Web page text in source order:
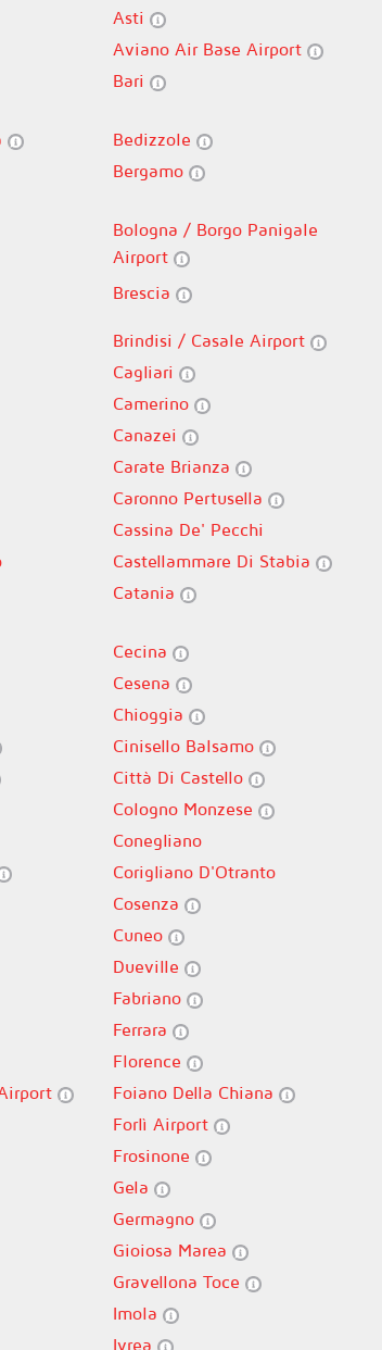
Asti
Aviano Air Base Airport
Bari
Bedizzole
Bergamo
Bologna / Borgo Panigale
Airport
Brescia
Brindisi / Casale Airport
Cagliari
Camerino
Canazei
Carate Brianza
Caronno Pertusella
Cassina De' Pecchi
Castellammare Di Stabia
Catania
Cecina
Cesena
Chioggia
Cinisello Balsamo
Città Di Castello
Cologno Monzese
Conegliano
Corigliano D'Otranto
Cosenza
Cuneo
Dueville
Fabriano
Ferrara
Florence
Foiano Della Chiana
Forlì Airport
Frosinone
Gela
Germagno
Gioiosa Marea
Gravellona Toce
Imola
Ivrea